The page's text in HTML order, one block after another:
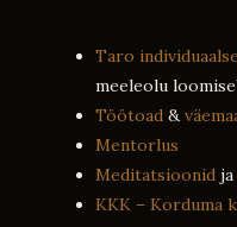
Taro
meeleolu
Töötoad &
Mentorlus
Meditatsioonid ja
KKK – Korduma